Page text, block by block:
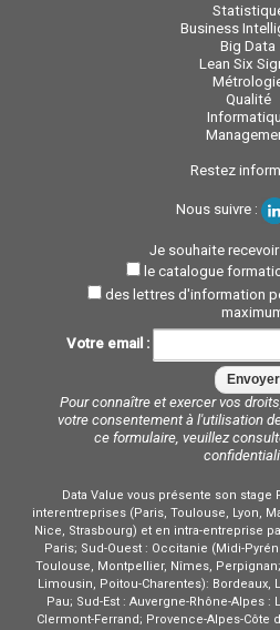
Business
Big Data
Lean Six
Qualité
Restez
Nous suivre :
Je souhaite
le catalogue
des lettres d'information
Votre email :
Pour connaître et exercer vos
votre consentement à l'utilisation
ce formulaire, veuillez
Data Value vous présente son stage
interentreprises (Paris, Toulouse, Lyon,
Nice, Strasbourg) et en intra-entreprise
Paris; Sud-Ouest : Occitanie (Midi-
Toulouse, Montpellier, Nîmes,
Limousin, Poitou-Charentes): Bordeaux,
Pau; Sud-Est : Auvergne-Rhône-Alpes :
Clermont-Ferrand; Provence-Alpes-Côte